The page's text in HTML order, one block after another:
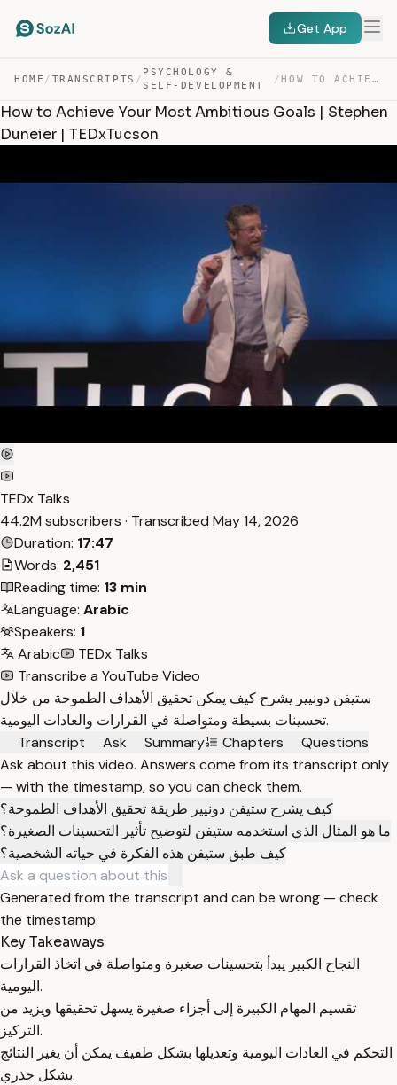
Get App
HOME / TRANSCRIPTS /
PSYCHOLOGY &
SELF-DEVELOPMENT
/ HOW TO ACHIEVE YOUR MOST AMBITIOUS GOALS | STEPHEN DUNE… — TRANSCRIPT
How to Achieve Your Most Ambitious Goals | Stephen
Duneier | TEDxTucson
TEDx Talks
44.2M subscribers · Transcribed May 14, 2026
Duration: 17:47
Words: 2,451
Reading time: 13 min
Language: Arabic
Speakers: 1
Arabic
TEDx Talks
Transcribe a YouTube Video
ستيفن دونيير يشرح كيف يمكن تحقيق الأهداف الطموحة من خلال
تحسينات بسيطة ومتواصلة في القرارات والعادات اليومية.
Transcript
Ask Summary Chapters
Questions
Ask about this video. Answers come from its transcript only
— with the timestamp, so you can check them.
كيف يشرح ستيفن دونيير طريقة تحقيق الأهداف الطموحة؟
ما هو المثال الذي استخدمه ستيفن لتوضيح تأثير التحسينات الصغيرة؟
كيف طبق ستيفن هذه الفكرة في حياته الشخصية؟
Generated from the transcript and can be wrong — check
the timestamp.
Key Takeaways
النجاح الكبير يبدأ بتحسينات صغيرة ومتواصلة في اتخاذ القرارات
اليومية.
تقسيم المهام الكبيرة إلى أجزاء صغيرة يسهل تحقيقها ويزيد من
التركيز.
التحكم في العادات اليومية وتعديلها بشكل طفيف يمكن أن يغير النتائج
بشكل جذري.